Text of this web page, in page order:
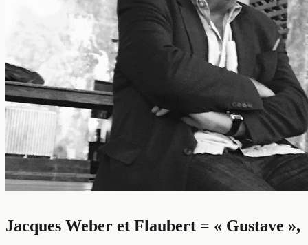
Jacques Weber et Flaubert = « Gustave »,